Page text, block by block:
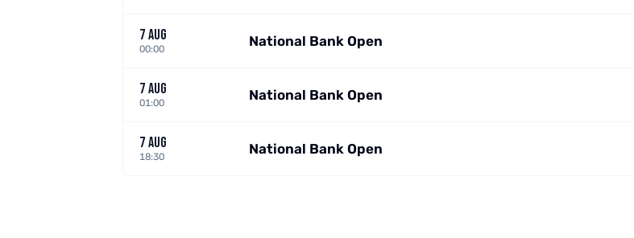
7 AUG
00:00 National Bank Open
7 AUG
01:00 National Bank Open
7 AUG
18:30 National Bank Open